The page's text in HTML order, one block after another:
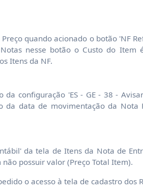
quando acionado o botão 'NF
nesse botão o Custo do Item
Itens da NF.
da configuração 'ES - GE - 38 -
data de movimentação da Nota
da tela de Itens da Nota de
possuir valor (Preço Total Item).
o acesso à tela de cadastro dos